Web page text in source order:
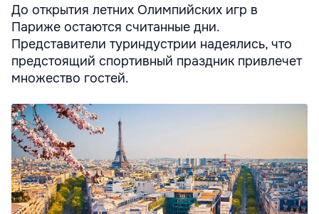
До открытия летних Олимпийских игр в
Париже остаются считанные дни.
Представители туриндустрии надеялись, что
предстоящий спортивный праздник привлечет
множество гостей.